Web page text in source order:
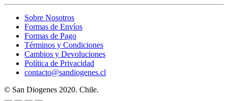
Sobre Nosotros
Formas de Envíos
Formas de Pago
Términos y Condiciones
Cambios y Devoluciones
Política de Privacidad
contacto@sandiogenes.cl
© San Diogenes 2020. Chile.